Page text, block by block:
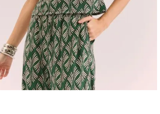
GG
M
P
ADICIONAR À SACOLA